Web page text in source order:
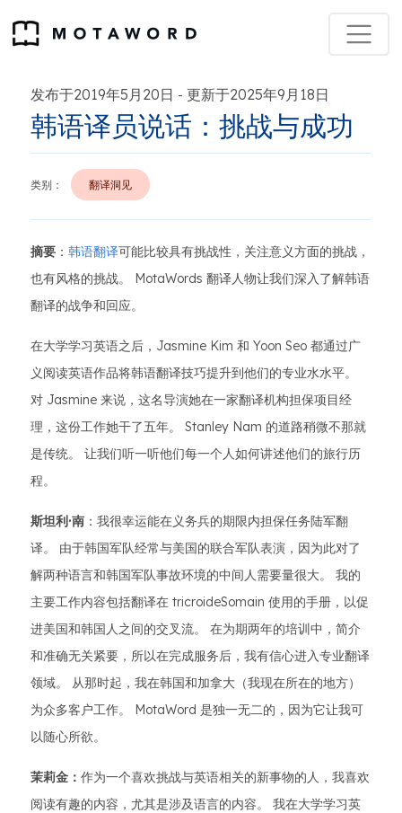
发布于2019年5月20日 - 更新于2025年9月18日
韩语译员说话：挑战与成功
类别： 翻译洞见
摘要 ： 韩语翻译可能比较具有挑战性，关注意义方面的挑战，
也有风格的挑战。 MotaWords 翻译人物让我们深入了解韩语
翻译的战争和回应。
在大学学习英语之后，Jasmine Kim 和 Yoon Seo 都通过广
义阅读英语作品将韩语翻译技巧提升到他们的专业水水平。
对 Jasmine 来说，这名导演她在一家翻译机构担保项目经
理，这份工作她干了五年。 Stanley Nam 的道路稍微不那就
是传统。 让我们听一听他们每一个人如何讲述他们的旅行历
程。
斯坦利·南 ：我很幸运能在义务兵的期限内担保任务陆军翻
译。 由于韩国军队经常与美国的联合军队表演，因为此对了
解两种语言和韩国军队事故环境的中间人需要量很大。 我的
主要工作内容包括翻译在 tricroideSomain 使用的手册，以促
进美国和韩国人之间的交叉流。 在为期两年的培训中，简介
和准确无关紧要，所以在完成服务后，我有信心进入专业翻译
领域。 从那时起，我在韩国和加拿大（我现在所在的地方）
为众多客户工作。 MotaWord 是独一无二的，因为它让我可
以随心所欲。
茉莉金： 作为一个喜欢挑战与英语相关的新事物的人，我喜欢
阅读有趣的内容，尤其是涉及语言的内容。 我在大学学习英